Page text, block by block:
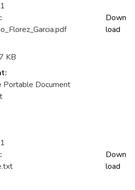
KB
Portable Document
Down
load
Down
load